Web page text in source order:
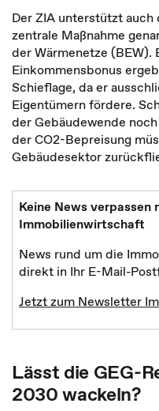
Der ZIA unterstützt
zentrale Maßnahme
der Wärmenetze
Einkommensbonus
Schieflage, da er
Eigentümern fördere.
der Gebäudewende
der CO2-Bepreisung
Gebäudesektor
Keine News
Immobilienwirtschaft
News rund um die
direkt in Ihr E-Mail-
Jetzt zum Newsletter
Lässt die GEG-
2030 wackeln?